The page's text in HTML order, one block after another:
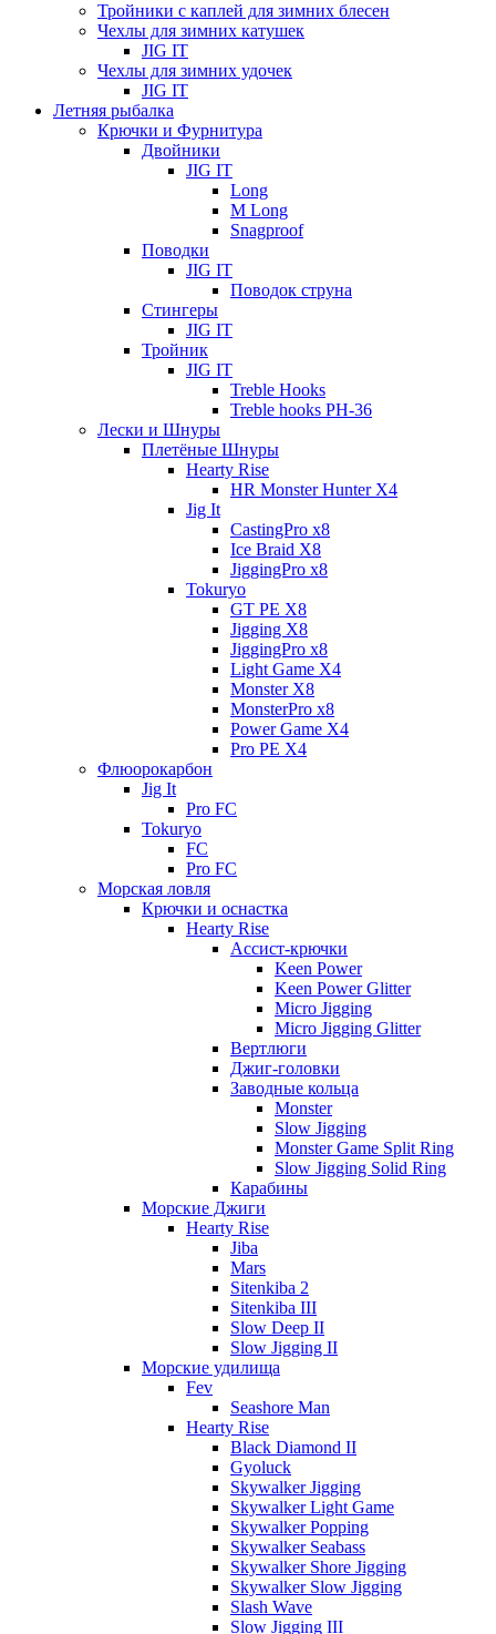
Тройники с каплей для зимних блесен
Чехлы для зимних катушек
JIG IT
Чехлы для зимних удочек
JIG IT
Летняя рыбалка
Крючки и Фурнитура
Двойники
JIG IT
Long
M Long
Snagproof
Поводки
JIG IT
Поводок струна
Стингеры
JIG IT
Тройник
JIG IT
Treble Hooks
Treble hooks PH-36
Лески и Шнуры
Плетёные Шнуры
Hearty Rise
HR Monster Hunter X4
Jig It
CastingPro x8
Ice Braid X8
JiggingPro x8
Tokuryo
GT PE X8
Jigging X8
JiggingPro x8
Light Game X4
Monster X8
MonsterPro x8
Power Game X4
Pro PE X4
Флюорокарбон
Jig It
Pro FC
Tokuryo
FC
Pro FC
Морская ловля
Крючки и оснастка
Hearty Rise
Ассист-крючки
Keen Power
Keen Power Glitter
Micro Jigging
Micro Jigging Glitter
Вертлюги
Джиг-головки
Заводные кольца
Monster
Slow Jigging
Monster Game Split Ring
Slow Jigging Solid Ring
Карабины
Морские Джиги
Hearty Rise
Jiba
Mars
Sitenkiba 2
Sitenkiba III
Slow Deep II
Slow Jigging II
Морские удилища
Fev
Seashore Man
Hearty Rise
Black Diamond II
Gyoluck
Skywalker Jigging
Skywalker Light Game
Skywalker Popping
Skywalker Seabass
Skywalker Shore Jigging
Skywalker Slow Jigging
Slash Wave
Slow Jigging III